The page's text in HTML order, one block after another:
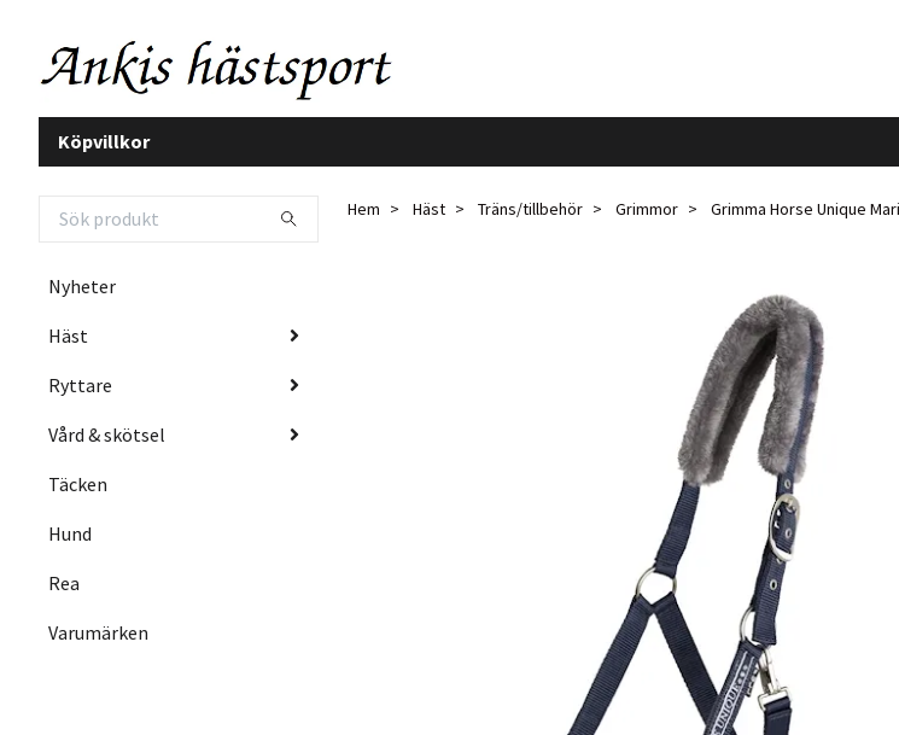
Köpvillkor
Nyheter
Häst
Ryttare
Vård & skötsel
Täcken
Hund
Rea
Varumärken
Hem Häst Träns/tillbehör Grimmor Grimma Horse Unique